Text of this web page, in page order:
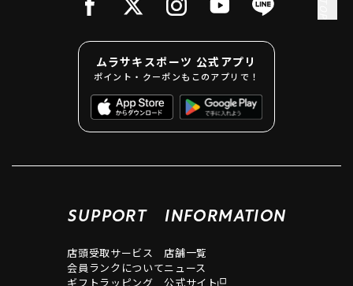
ムラサキスポーツ 公式アプリ
ポイント・クーポンもこのアプリで！
SUPPORT
店頭受取サービス
会員ランクについて
ギフトラッピング
INFORMATION
店舗一覧
ニュース
公式サイト